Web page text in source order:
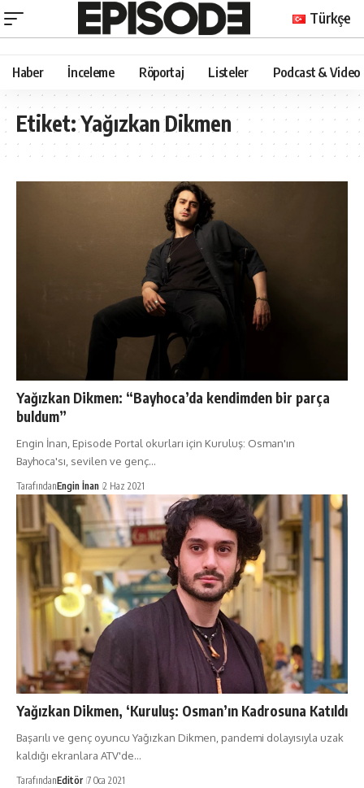
Türkçe
Haber İnceleme Röportaj Listeler Podcast & Video
Etiket:Yağızkan Dikmen
Yağızkan Dikmen: “Bayhoca’da kendimden bir parça
buldum”
Engin İnan, Episode Portal okurları için Kuruluş: Osman'ın
Bayhoca'sı, sevilen ve genç…
TarafındanEngin İnan 2 Haz 2021
Yağızkan Dikmen, ‘Kuruluş: Osman’ın Kadrosuna Katıldı
Başarılı ve genç oyuncu Yağızkan Dikmen, pandemi dolayısıyla uzak
kaldığı ekranlara ATV'de…
TarafındanEditör 7 Oca 2021